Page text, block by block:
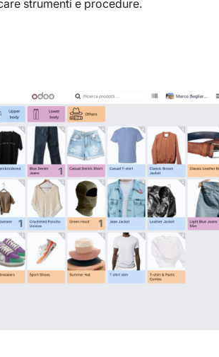
strumenti e procedure.